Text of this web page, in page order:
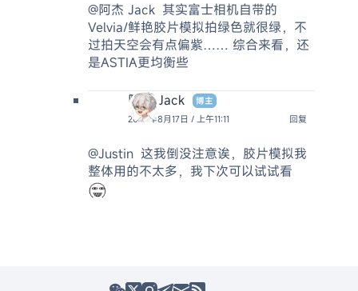
@阿杰 Jack 其实富士相机自带的
Velvia/鲜艳胶片模拟拍绿色就很绿，不
过拍天空会有点偏紫…… 综合来看，还
是ASTIA更均衡些
阿杰 Jack
博主
2025年8月17日 / 上午11:11
回复
@Justin 这我倒没注意诶，胶片模拟我
整体用的不太多，我下次可以试试看